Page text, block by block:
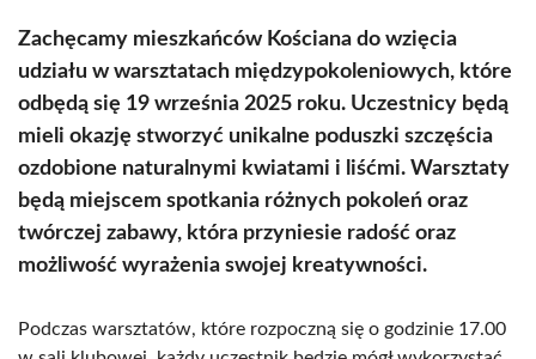
Zachęcamy mieszkańców Kościana do wzięcia
udziału w warsztatach międzypokoleniowych, które
odbędą się 19 września 2025 roku. Uczestnicy będą
mieli okazję stworzyć unikalne poduszki szczęścia
ozdobione naturalnymi kwiatami i liśćmi. Warsztaty
będą miejscem spotkania różnych pokoleń oraz
twórczej zabawy, która przyniesie radość oraz
możliwość wyrażenia swojej kreatywności.
Podczas warsztatów, które rozpoczną się o godzinie 17.00